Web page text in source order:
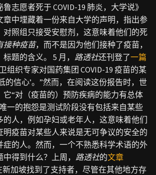
志愿者死于 COVID-19 肺炎，大学说》
章中埋藏着一份来自大学的声明，指出参
对照组只接受安慰剂，这意味着他们的死
接种疫苗，而不是因为他们接种了疫苗，
题的含义。 5 月， 路透社还刊登了一篇
组织专家对国药集团 COVID-19 疫苗的某
的信心’。”然而，在阅读这份报告时，世
它“对（疫苗的）预防疾病的能力有总体
一的抱怨是测试阶段没有包括来自某些
的人，例如孕妇或老年人，这意味着他们
明疫苗对某些人来说是无可争议的安全的
症的人。然而，一个不熟悉科学术语的外
得到什么？上周， 路透社的文章
新加坡找到了支持者，尽管在其他地方存